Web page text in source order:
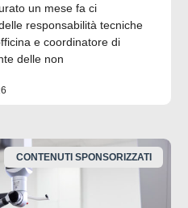
un mese fa ci
responsabilità tecniche
e coordinatore di
delle non
CONTENUTI SPONSORIZZATI